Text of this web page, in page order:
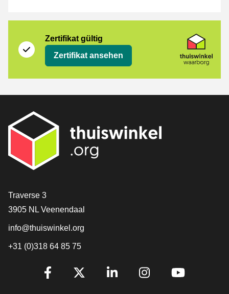
Zertifikat gültig
Zertifikat ansehen
[_General:Contact]
Traverse 3
3905 NL Veenendaal
info@thuiswinkel.org
+31 (0)318 64 85 75
[_General:SocialMediaTitle]